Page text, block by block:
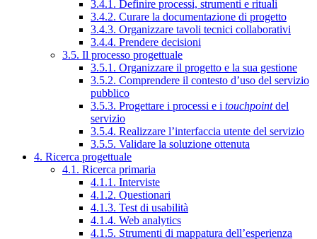
3.4.1. Definire processi, strumenti e rituali
3.4.2. Curare la documentazione di progetto
3.4.3. Organizzare tavoli tecnici collaborativi
3.4.4. Prendere decisioni
3.5. Il processo progettuale
3.5.1. Organizzare il progetto e la sua gestione
3.5.2. Comprendere il contesto d’uso del servizio
pubblico
3.5.3. Progettare i processi e i touchpointdel
servizio
3.5.4. Realizzare l’interfaccia utente del servizio
3.5.5. Validare la soluzione ottenuta
4. Ricerca progettuale
4.1. Ricerca primaria
4.1.1. Interviste
4.1.2. Questionari
4.1.3. Test di usabilità
4.1.4. Web analytics
4.1.5. Strumenti di mappatura dell’esperienza